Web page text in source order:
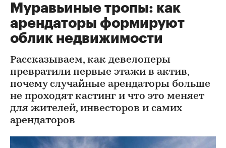
Муравьиные тропы: как
арендаторы формируют
облик недвижимости
Рассказываем, как девелоперы
превратили первые этажи в актив,
почему случайные арендаторы больше
не проходят кастинг и что это меняет
для жителей, инвесторов и самих
арендаторов